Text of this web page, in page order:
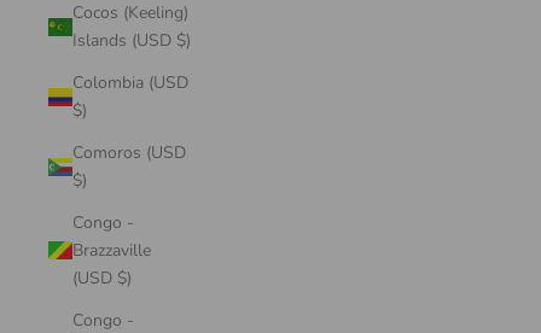
Cocos (Keeling)
Islands (USD $)
Colombia (USD
$)
Comoros (USD
$)
Congo -
Brazzaville
(USD $)
Congo -